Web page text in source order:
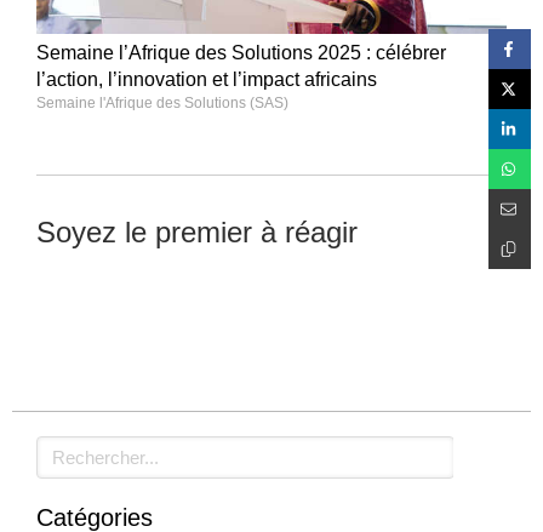
Semaine l’Afrique des Solutions 2025 : célébrer
l’action, l’innovation et l’impact africains
Semaine l'Afrique des Solutions (SAS)
Soyez le premier à réagir
Rechercher
Catégories